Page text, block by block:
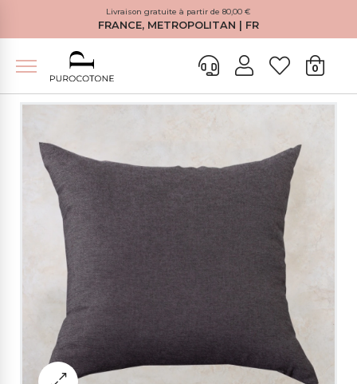
Livraison gratuite à partir de 80,00 €
FRANCE, METROPOLITAN | FR
0